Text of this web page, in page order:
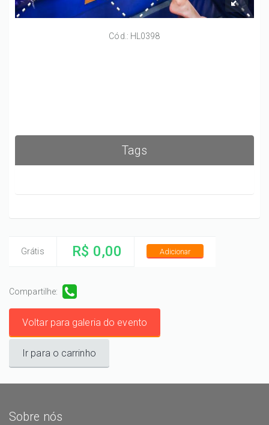
Cód.: HL0398
Tags
Grátis R$ 0,00 Adicionar
Compartilhe:
Voltar para galeria do evento
Ir para o carrinho
Sobre nós